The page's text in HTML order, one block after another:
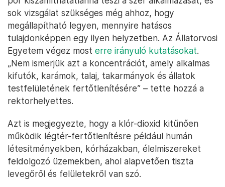
sok vizsgálat szükséges még ahhoz, hogy
megállapítható legyen, mennyire hatásos
tulajdonképpen egy ilyen helyzetben. Az Állatorvosi
Egyetem végez most erre irányuló kutatásokat.
„Nem ismerjük azt a koncentrációt, amely alkalmas
kifutók, karámok, talaj, takarmányok és állatok
testfelületének fertőtlenítésére” – tette hozzá a
rektorhelyettes.
Azt is megjegyezte, hogy a klór-dioxid kitűnően
működik légtér-fertőtlenítésre például humán
létesítményekben, kórházakban, élelmiszereket
feldolgozó üzemekben, ahol alapvetően tiszta
levegőről és felületekről van szó.